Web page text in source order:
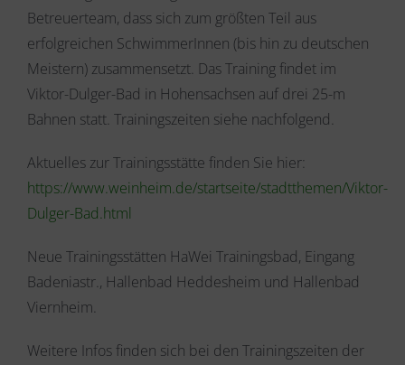
Betreuerteam, dass sich zum größten Teil aus
erfolgreichen SchwimmerInnen (bis hin zu deutschen
Meistern) zusammensetzt. Das Training findet im
Viktor-Dulger-Bad in Hohensachsen auf drei 25-m
Bahnen statt. Trainingszeiten siehe nachfolgend.
Aktuelles zur Trainingsstätte finden Sie hier:
https://www.weinheim.de/startseite/stadtthemen/Viktor-
Dulger-Bad.html
Neue Trainingsstätten HaWei Trainingsbad, Eingang
Badeniastr., Hallenbad Heddesheim und Hallenbad
Viernheim.
Weitere Infos finden sich bei den Trainingszeiten der